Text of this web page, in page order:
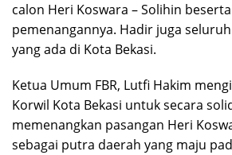
calon Heri Koswara – Solihin
pemenangannya. Hadir juga
yang ada di Kota Bekasi.
Ketua Umum FBR, Lutfi Hakim
Korwil Kota Bekasi untuk secara
memenangkan pasangan Heri
sebagai putra daerah yang maju